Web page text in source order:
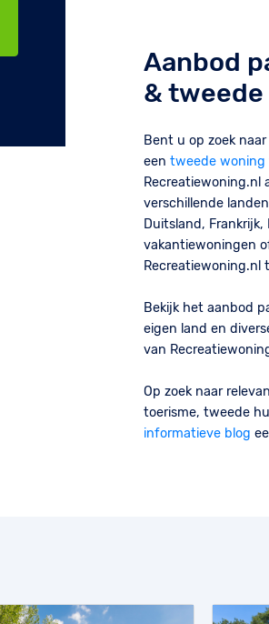
Aanbod
&
Bent u op zoek naar
een tweede woning
Recreatiewoning.nl
verschillende
Duitsland,
vakantiewoningen
Recreatiewoning.nl
Bekijk het aanbod
eigen land en
van
Op zoek naar
toerisme, tweede
informatieve blog